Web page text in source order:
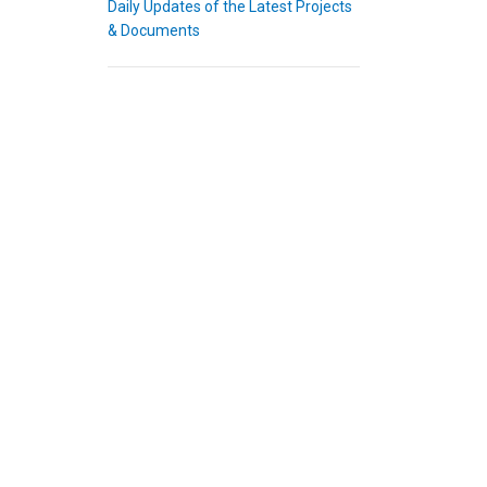
Daily Updates of the Latest Projects
& Documents